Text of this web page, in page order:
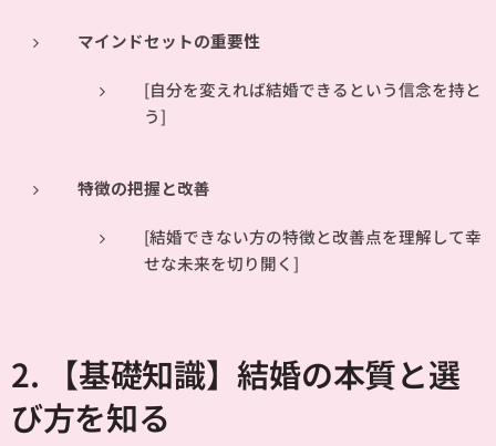
マインドセットの重要性
[自分を変えれば結婚できるという信念を持と
う]
特徴の把握と改善
[結婚できない方の特徴と改善点を理解して幸
せな未来を切り開く]
2. 【基礎知識】結婚の本質と選
び方を知る